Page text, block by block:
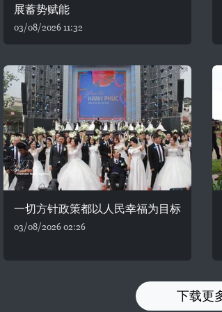
展蓄势赋能
03/08/2026 11:32
一切方针政策都以人民幸福为目标
03/08/2026 02:26
下载更